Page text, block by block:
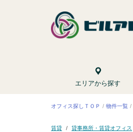
エリアから探す
オフィス探しＴＯＰ 物件一覧
賃貸 貸事務所・賃貸オフィス